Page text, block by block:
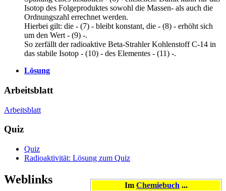
Isotop des Folgeproduktes sowohl die Massen- als auch die
Ordnungszahl errechnet werden.
Hierbei gilt: die - (7) - bleibt konstant, die - (8) - erhöht sich
um den Wert - (9) -.
So zerfällt der radioaktive Beta-Strahler Kohlenstoff C-14 in
das stabile Isotop - (10) - des Elementes - (11) -.
Lösung
Arbeitsblatt
Arbeitsblatt
Quiz
Quiz
Radioaktivität: Lösung zum Quiz
Im Chemiebuch ...
Weblinks